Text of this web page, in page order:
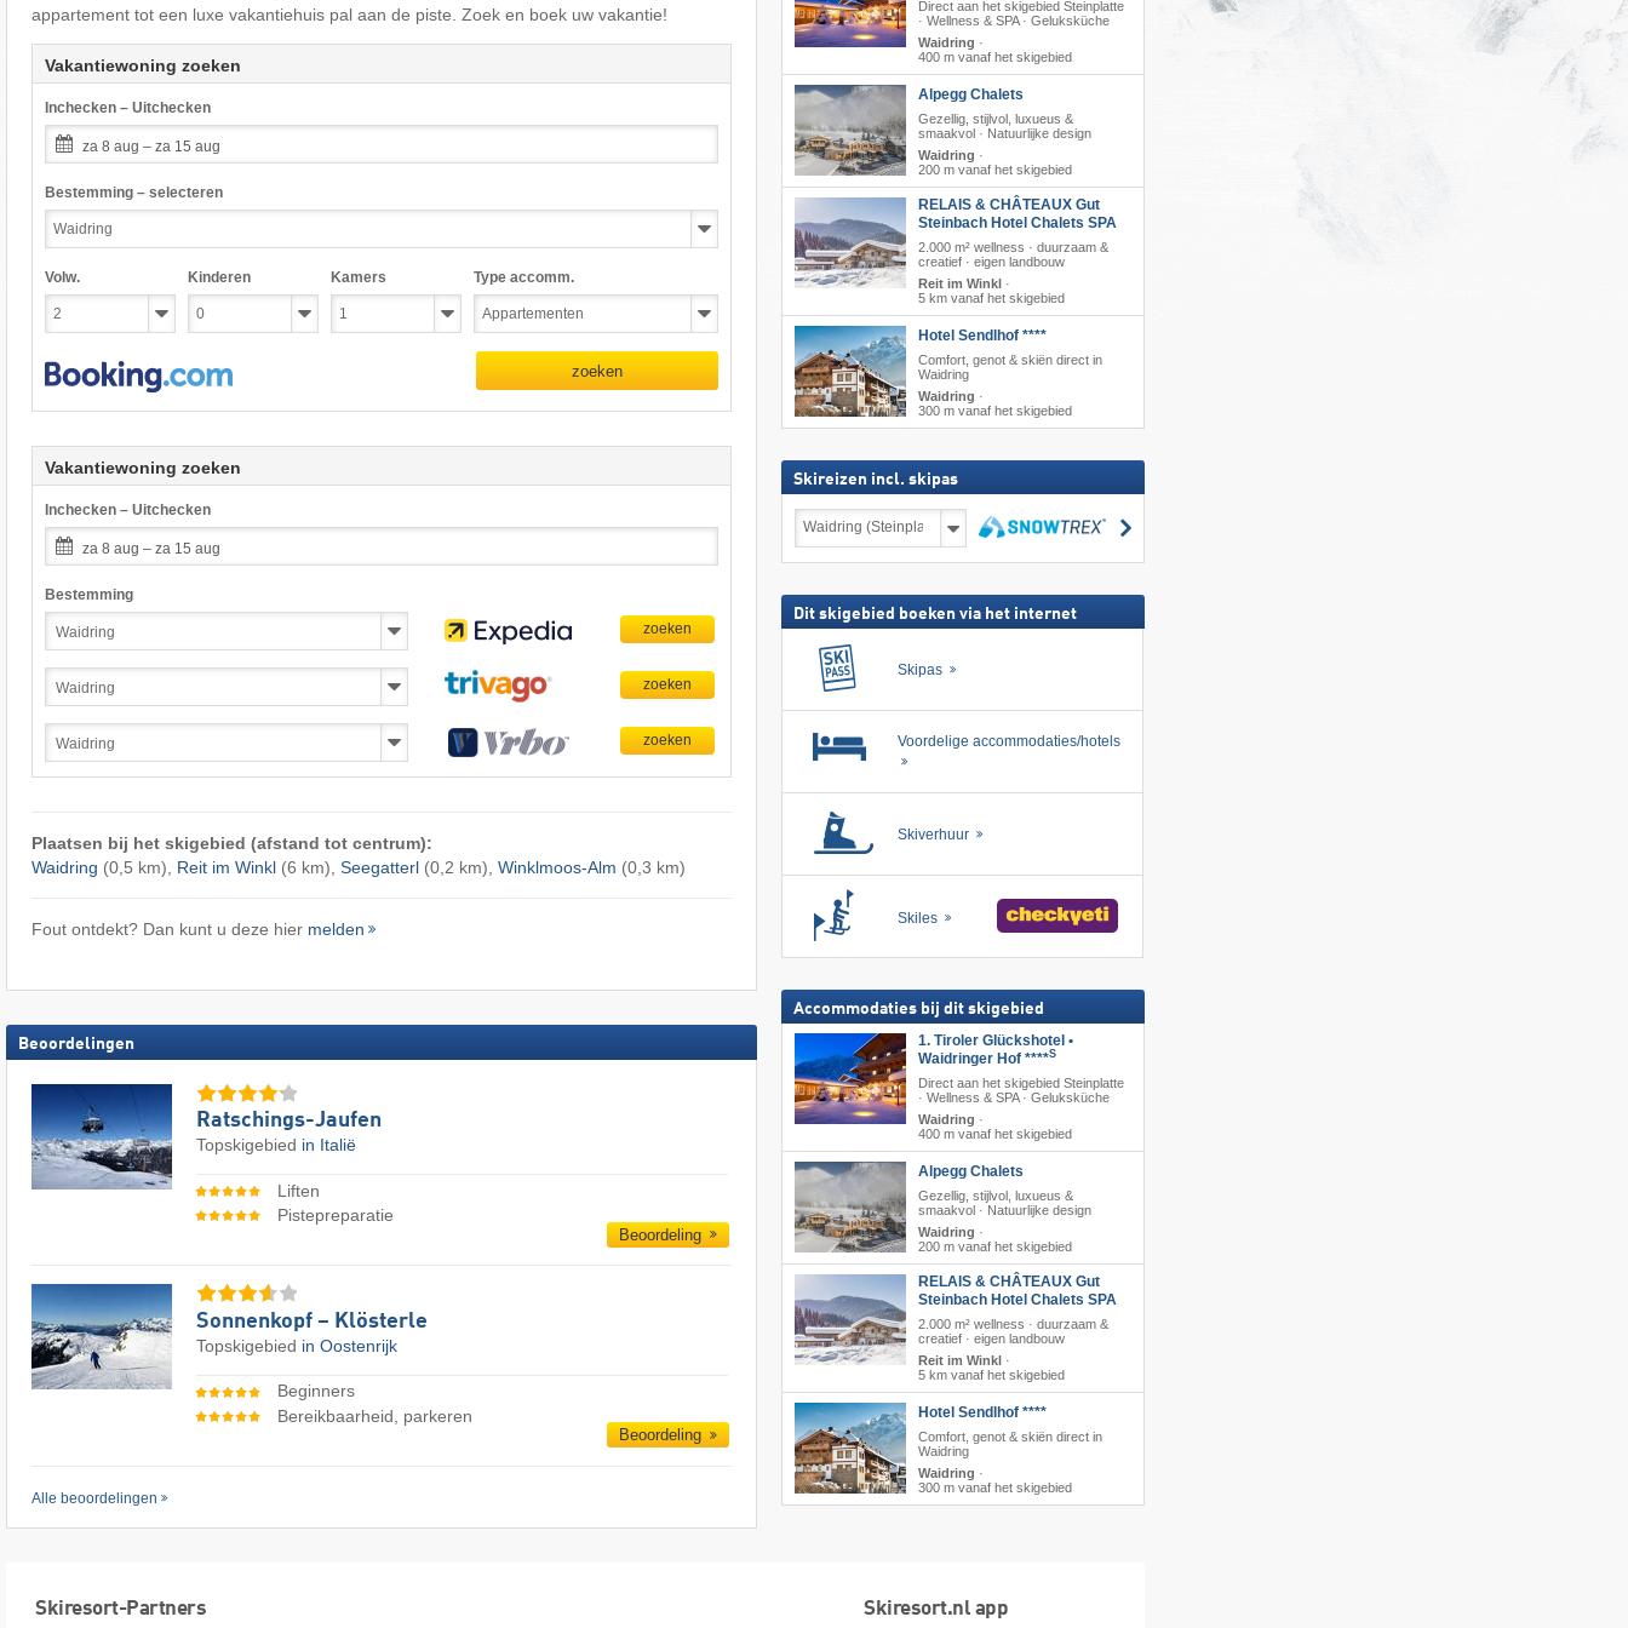
appartement tot een luxe vakantiehuis pal aan de piste. Zoek en boek uw vakantie!
Vakantiewoning zoeken
Inchecken – Uitchecken
za 8 aug – za 15 aug
Bestemming – selecteren
Volw. Kinderen Kamers Type accomm.
zoeken
Vakantiewoning zoeken
Inchecken – Uitchecken
za 8 aug – za 15 aug
Bestemming
Plaatsen bij het skigebied (afstand tot centrum):
Waidring (0,5 km), Reit im Winkl(6 km), Seegatterl(0,2 km), Winklmoos-Alm (0,3 km)
Fout ontdekt? Dan kunt u deze hier melden
Beoordelingen
Ratschings-Jaufen
Topskigebied in Italië
Liften
Pistepreparatie
Beoordeling
Sonnenkopf – Klösterle
Topskigebied in Oostenrijk
Beginners
Bereikbaarheid, parkeren
Beoordeling
Alle beoordelingen
Direct aan het skigebied Steinplatte
· Wellness & SPA · Geluksküche
Waidring ·
400 m vanaf het skigebied
Alpegg Chalets
Gezellig, stijlvol, luxueus &
smaakvol · Natuurlijke design
Waidring ·
200 m vanaf het skigebied
RELAIS & CHÂTEAUX Gut
Steinbach Hotel Chalets SPA
2.000 m² wellness · duurzaam &
creatief · eigen landbouw
Reit im Winkl·
5 km vanaf het skigebied
Hotel Sendlhof ****
Comfort, genot & skiën direct in
Waidring
Waidring ·
300 m vanaf het skigebied
Skireizen incl. skipas
incl.
zoeken
Dit skigebied boeken via het internet
Skipas
Voordelige accommodaties/hotels
Skiverhuur
Skiles
Accommodaties bij dit skigebied
1. Tiroler Glückshotel •
Waidringer Hof ****S
Direct aan het skigebied Steinplatte
· Wellness & SPA · Geluksküche
Waidring ·
400 m vanaf het skigebied
Alpegg Chalets
Gezellig, stijlvol, luxueus &
smaakvol · Natuurlijke design
Waidring ·
200 m vanaf het skigebied
RELAIS & CHÂTEAUX Gut
Steinbach Hotel Chalets SPA
2.000 m² wellness · duurzaam &
creatief · eigen landbouw
Reit im Winkl·
5 km vanaf het skigebied
Hotel Sendlhof ****
Comfort, genot & skiën direct in
Waidring
Waidring ·
300 m vanaf het skigebied
Skiresort-Partners Skiresort.nl app